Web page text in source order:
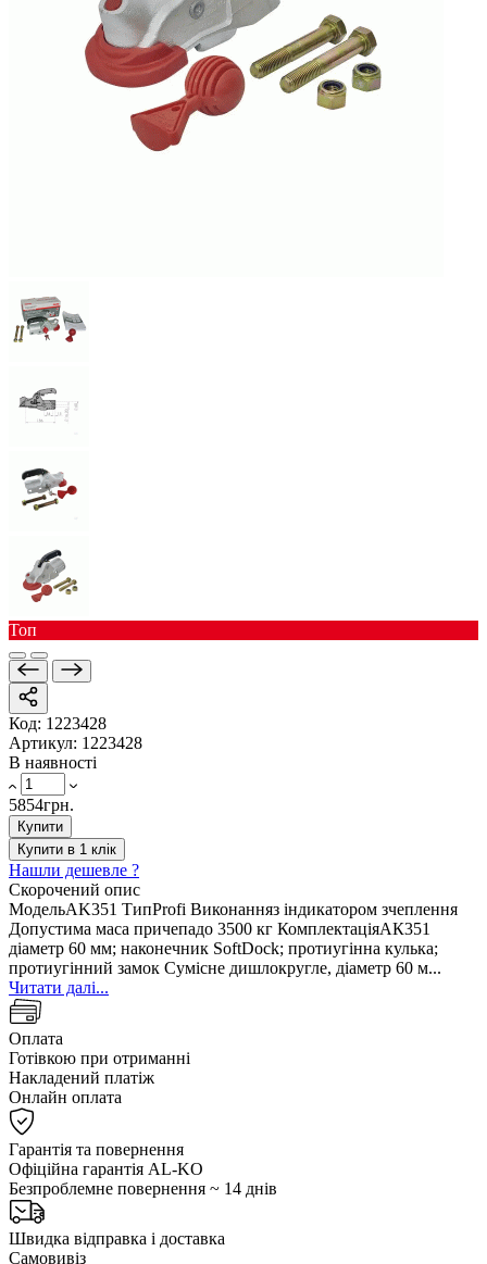
Toп
Код: 1223428
Артикул: 1223428
В наявності
5854грн.
Купити
Купити в 1 клік
Нашли дешевле ?
Скорочений опис
МодельAK351 ТипProfi Виконанняз індикатором зчеплення
Допустима маса причепадо 3500 кг КомплектаціяАК351
діаметр 60 мм; наконечник SoftDock; протиугінна кулька;
протиугінний замок Сумісне дишлокругле, діаметр 60 м...
Читати далі...
Оплата
Готівкою при отриманні
Накладений платіж
Онлайн оплата
Гарантія та повернення
Офіційна гарантія AL-KO
Безпроблемне повернення ~ 14 днів
Швидка відправка і доставка
Самовивіз